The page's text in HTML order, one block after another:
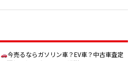
今売るならガソリン車？EV車？中古車査定